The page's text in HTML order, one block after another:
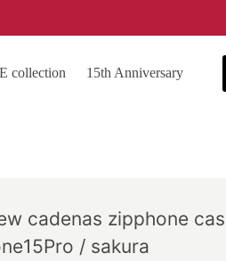
collection 15th Anniversary
cadenas zipphone
/ sakura